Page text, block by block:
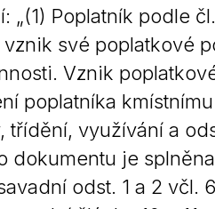
„(1) Poplatník podle
své poplatkové
Vznik
poplatníka
využívání a
dokumentu je
odst. 1 a 2